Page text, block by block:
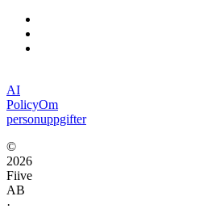
AI
PolicyOm
personuppgifter
©
2026
Fiive
AB
·